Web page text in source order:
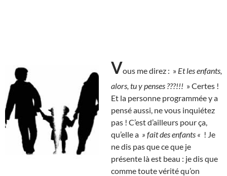
Vous me direz : » Et les enfants,
alors, tu y penses ???!!! » Certes !
Et la personne programmée y a
pensé aussi, ne vous inquiétez
pas ! C’est d’ailleurs pour ça,
qu’elle a » fait des enfants « ! Je
ne dis pas que ce que je
présente là est beau : je dis que
comme toute vérité qu’on